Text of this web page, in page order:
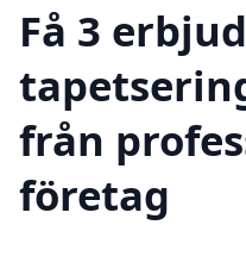
Få 3
från
företag